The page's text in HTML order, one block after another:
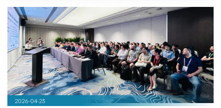
2026-04-23